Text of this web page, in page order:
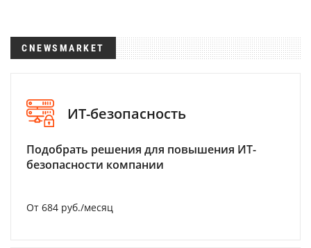
CNEWSMARKET
ИТ-безопасность
Подобрать решения для повышения ИТ-
безопасности компании
От 684 руб./месяц